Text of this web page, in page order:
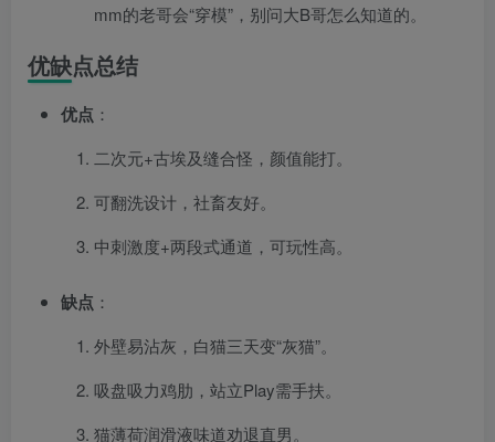
mm的老哥会“穿模”，别问大B哥怎么知道的。
优缺点总结
优点 ：
二次元+古埃及缝合怪，颜值能打。
可翻洗设计，社畜友好。
中刺激度+两段式通道，可玩性高。
缺点 ：
外壁易沾灰，白猫三天变“灰猫”。
吸盘吸力鸡肋，站立Play需手扶。
猫薄荷润滑液味道劝退直男。